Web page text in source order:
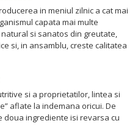
in meniul zilnic a cat mai
capata mai multe
si sanatos din greutate,
si, in ansamblu, creste calitatea
si a proprietatilor, lintea si
aflate la indemana oricui. De
ingrediente isi revarsa cu